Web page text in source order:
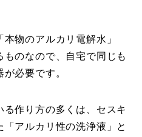
物のアルカリ電解水」
のなので、自宅で同じも
必要です。
作り方の多くは、セスキ
アルカリ性の洗浄液」と